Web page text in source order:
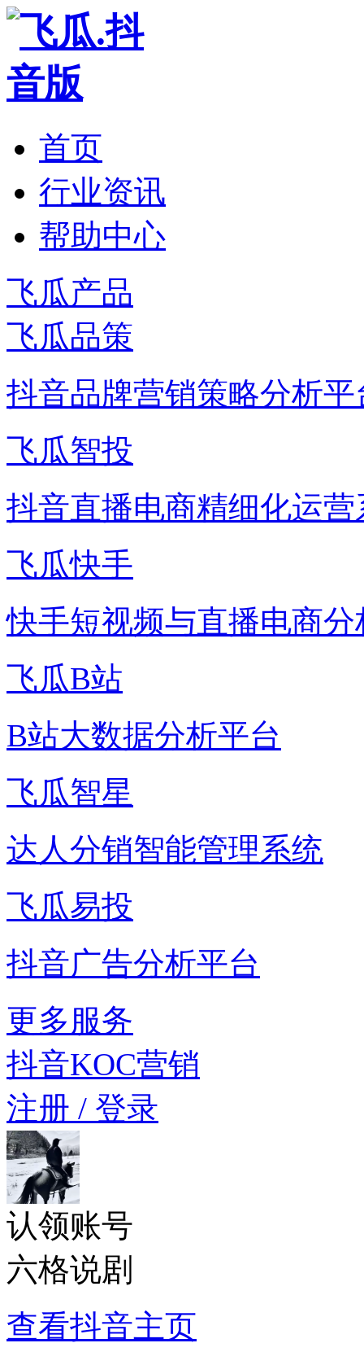
首页
行业资讯
帮助中心
飞瓜产品
飞瓜品策
抖音品牌营销策略分析平
飞瓜智投
抖音直播电商精细化运营
飞瓜快手
快手短视频与直播电商分
飞瓜B站
B站大数据分析平台
飞瓜智星
达人分销智能管理系统
飞瓜易投
抖音广告分析平台
更多服务
抖音KOC营销
注册 / 登录
认领账号
六格说剧
查看抖音主页